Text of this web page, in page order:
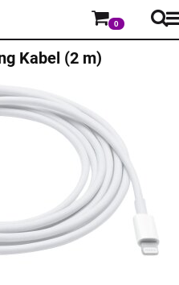
0
Kabel (2 m)